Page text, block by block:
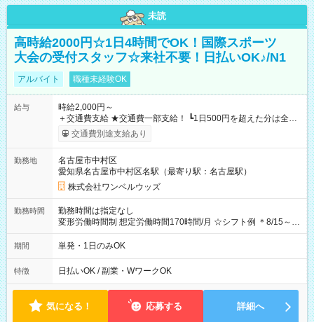
未読
高時給2000円☆1日4時間でOK！国際スポーツ
大会の受付スタッフ☆来社不要！日払いOK♪/N1
アルバイト 職種未経験OK
給与
時給2,000円～
＋交通費支給 ★交通費一部支給！ ┗1日500円を超えた分は全額
支給！ ※往復500円以内の方は自己負担となります ★日払い
OK！（規定あり） ┗働いたその日に現金GET♪ お仕事後はコン
期間なし
交通費別途支給あり
勤務地
名古屋市中村区
愛知県名古屋市中村区名駅（最寄り駅：名古屋駅）
株式会社ワンベルウッズ
勤務時間
勤務時間は指定なし
変形労働時間制 想定労働時間170時間/月 ☆シフト例 ＊8/15～
10/26 全日共通 08：00～12：00 17：00～21：00 ＊8/31
～9/19のみ下記シフトもあります！ 12：00～16：00 ＊9/6～
00
期間 単発・1日のみOK
特徴 日払いOK / 副業・WワークOK
気になる！ 応募する 詳細へ